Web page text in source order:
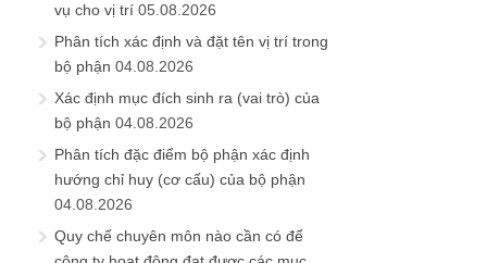
vụ cho vị trí 05.08.2026
Phân tích xác định và đặt tên vị trí trong
bộ phận 04.08.2026
Xác định mục đích sinh ra (vai trò) của
bộ phận 04.08.2026
Phân tích đặc điểm bộ phận xác định
hướng chỉ huy (cơ cấu) của bộ phận
04.08.2026
Quy chế chuyên môn nào cần có để